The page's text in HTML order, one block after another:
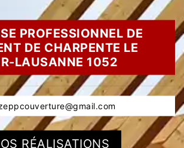
PROFESSIONNEL DE
DE CHARPENTE LE
LAUSANNE 1052
RÉALISATIONS